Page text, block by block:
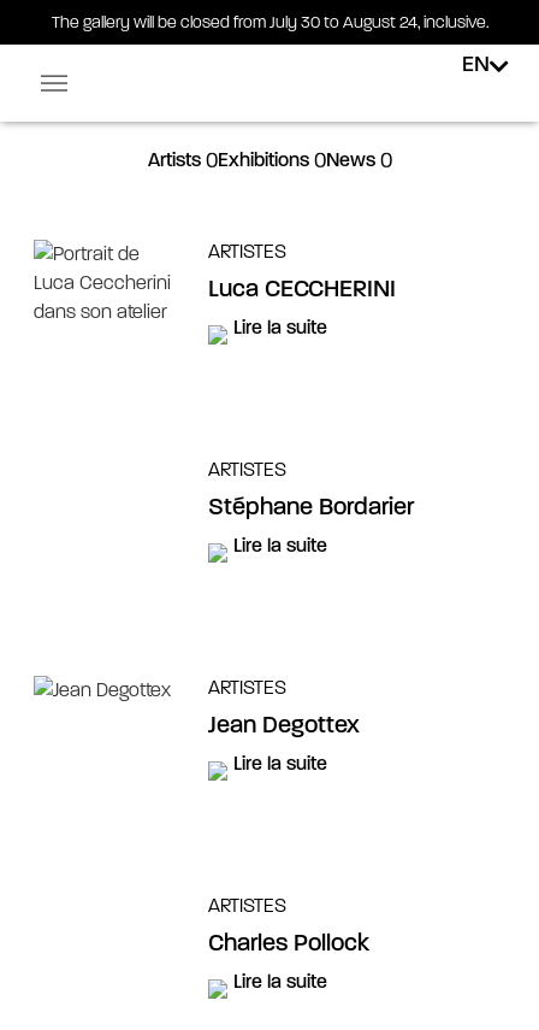
The gallery will be closed from July 30 to August 24, inclusive.
EN
Artists ()Exhibitions ()News ()
ARTISTES
Luca CECCHERINI
Lire la suite
ARTISTES
Stéphane Bordarier
Lire la suite
ARTISTES
Jean Degottex
Lire la suite
ARTISTES
Charles Pollock
Lire la suite